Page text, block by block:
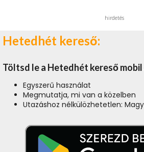
hirdetés
Hetedhét kereső:
Töltsd le a Hetedhét kereső
Egyszerű használat
Megmutatja, mi van a közelben
Utazáshoz nélkülözhetetlen: